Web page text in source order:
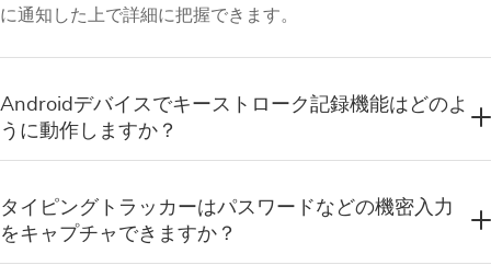
に通知した上で詳細に把握できます。
Androidデバイスでキーストローク記録機能はどのよ
うに動作しますか？
タイピングトラッカーはパスワードなどの機密入力
をキャプチャできますか？